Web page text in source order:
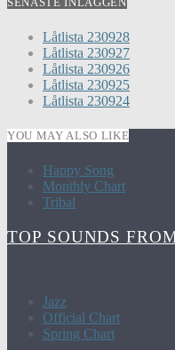
Låtlista 230928
Låtlista 230927
Låtlista 230926
Låtlista 230925
Låtlista 230924
YOU MAY ALSO LIKE
Happy Song
Monthly Chart
Tribal
TOP SOUNDS
Jazz
Official Chart
Spring Chart